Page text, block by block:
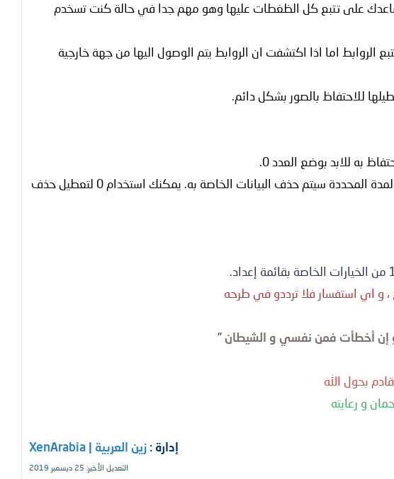
على تتبع كل الظغطات عليها وهو مهم جدا في حالة كنت تسخدم
اما اذا اكتشفت ان الروابط يتم الوصول اليها من جهة خارجية
به للابد بوضع العدد 0.
. من خلاله يمكن تحديد مدة الاحتفاظ بسجل وكيل الروابط و الصور فبمجرد مضي المدة المحددة سيتم حذف البيانات الخاصة به. يمكنك استخدام 0 لتعطيل حذف
و اي استفسار فلا ترددو في طرحه
إن أخطأت فمن نفسي و الشيطان"
بحول الله
و رعايته
إدارة : زين العربية | XenArabia
التعديل الأخير: 25 ديسمبر 2019